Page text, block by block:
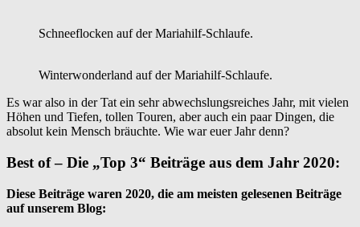
Schneeflocken auf der Mariahilf-Schlaufe.
Winterwonderland auf der Mariahilf-Schlaufe.
Es war also in der Tat ein sehr abwechslungsreiches Jahr, mit vielen
Höhen und Tiefen, tollen Touren, aber auch ein paar Dingen, die
absolut kein Mensch bräuchte. Wie war euer Jahr denn?
Best of – Die „Top 3“ Beiträge aus dem Jahr 2020:
Diese Beiträge waren 2020, die am meisten gelesenen Beiträge
auf unserem Blog: